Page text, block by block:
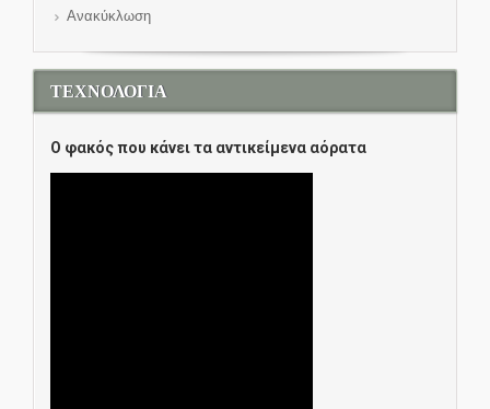
Ανακύκλωση
ΤΕΧΝΟΛΟΓΙΑ
O φακός που κάνει τα αντικείμενα αόρατα